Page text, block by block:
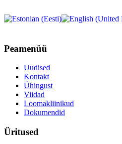
Peamenüü
Uudised
Kontakt
Ühingust
Viidad
Loomakliinikud
Dokumendid
Üritused